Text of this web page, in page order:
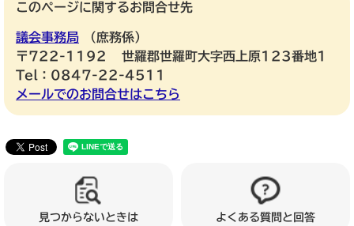
このページに関するお問合せ先
議会事務局
庶務係
〒722-1192
世羅郡世羅町大字西上原123番地1
Tel：0847-22-4511
メールでのお問合せはこちら
見つからないときは よくある質問と回答